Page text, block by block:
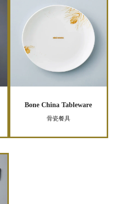
Bone China Tableware
骨瓷餐具